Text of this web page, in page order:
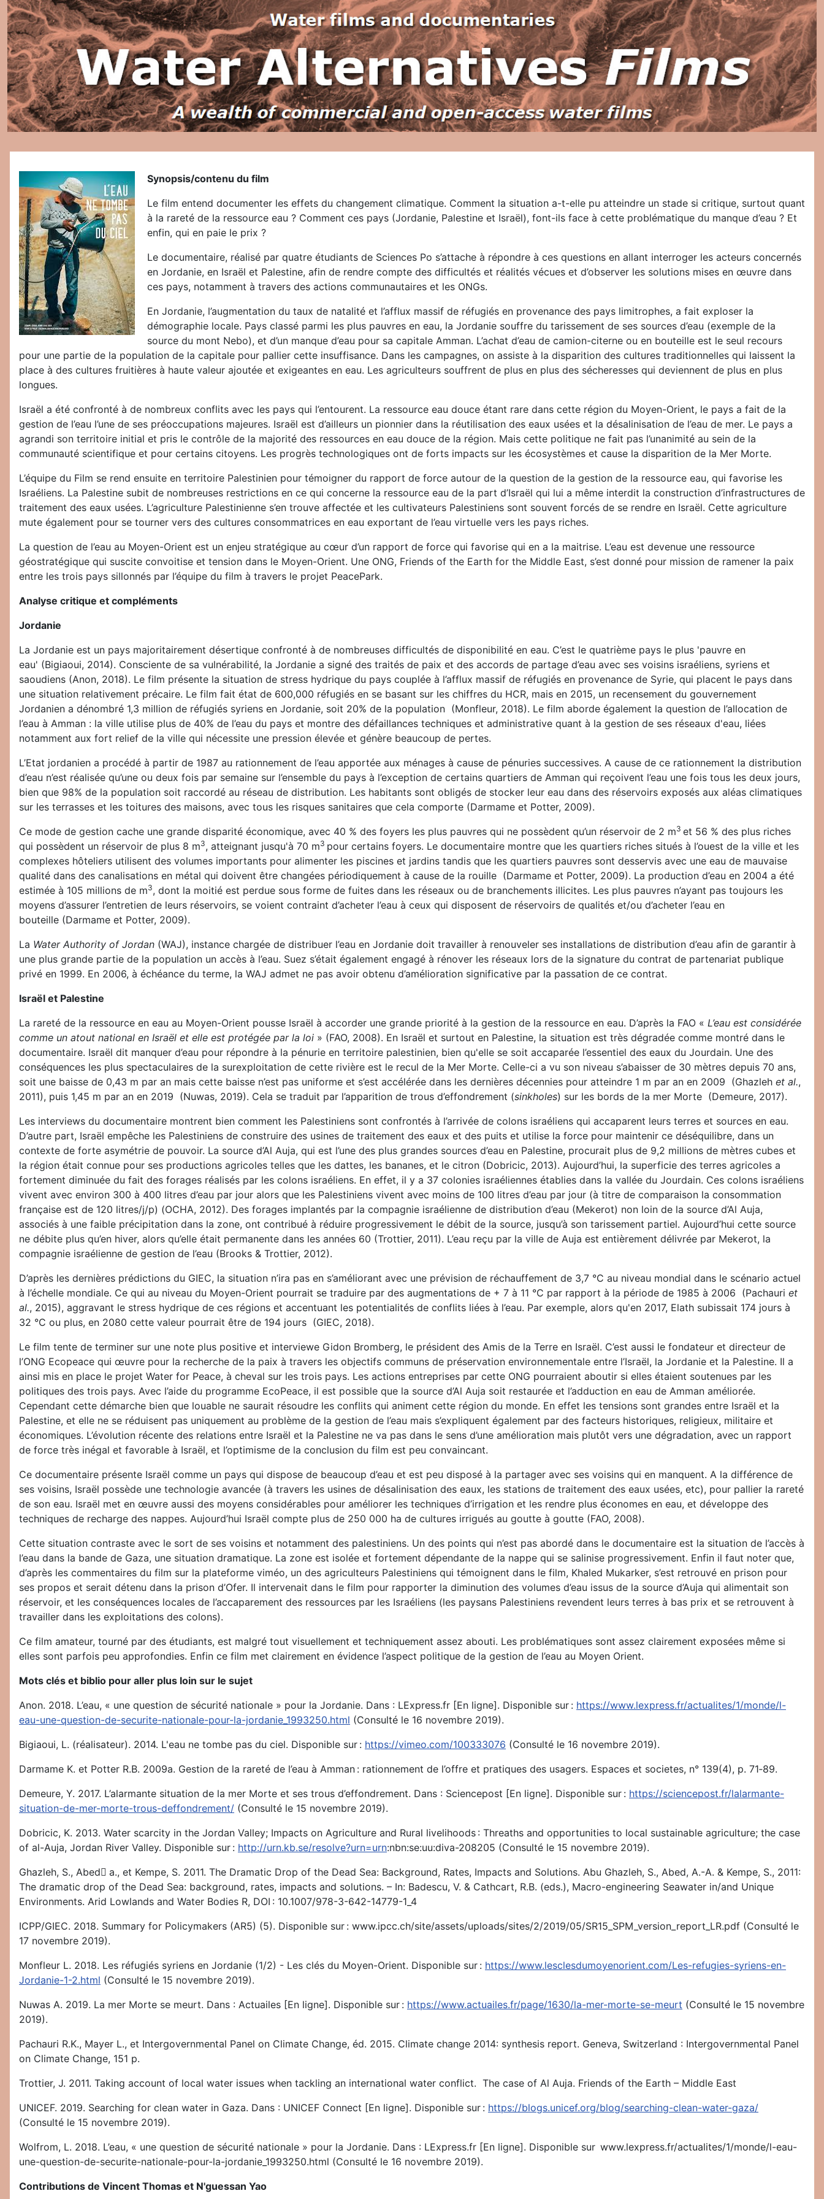
Synopsis/contenu du film
Le film entend documenter les effets du changement climatique. Comment la situation a-t-elle pu atteindre un stade si critique, surtout quant
à la rareté de la ressource eau ? Comment ces pays (Jordanie, Palestine et Israël), font-ils face à cette problématique du manque d’eau ? Et
enfin, qui en paie le prix ?
Le documentaire, réalisé par quatre étudiants de Sciences Po s’attache à répondre à ces questions en allant interroger les acteurs concernés
en Jordanie, en Israël et Palestine, afin de rendre compte des difficultés et réalités vécues et d’observer les solutions mises en œuvre dans
ces pays, notamment à travers des actions communautaires et les ONGs.
En Jordanie, l’augmentation du taux de natalité et l’afflux massif de réfugiés en provenance des pays limitrophes, a fait exploser la
démographie locale. Pays classé parmi les plus pauvres en eau, la Jordanie souffre du tarissement de ses sources d’eau (exemple de la
source du mont Nebo), et d’un manque d’eau pour sa capitale Amman. L’achat d’eau de camion-citerne ou en bouteille est le seul recours
pour une partie de la population de la capitale pour pallier cette insuffisance. Dans les campagnes, on assiste à la disparition des cultures traditionnelles qui laissent la
place à des cultures fruitières à haute valeur ajoutée et exigeantes en eau. Les agriculteurs souffrent de plus en plus des sécheresses qui deviennent de plus en plus
longues.
Israël a été confronté à de nombreux conflits avec les pays qui l’entourent. La ressource eau douce étant rare dans cette région du Moyen-Orient, le pays a fait de la
gestion de l’eau l’une de ses préoccupations majeures. Israël est d’ailleurs un pionnier dans la réutilisation des eaux usées et la désalinisation de l’eau de mer. Le pays a
agrandi son territoire initial et pris le contrôle de la majorité des ressources en eau douce de la région. Mais cette politique ne fait pas l’unanimité au sein de la
communauté scientifique et pour certains citoyens. Les progrès technologiques ont de forts impacts sur les écosystèmes et cause la disparition de la Mer Morte.
L’équipe du Film se rend ensuite en territoire Palestinien pour témoigner du rapport de force autour de la question de la gestion de la ressource eau, qui favorise les
Israéliens. La Palestine subit de nombreuses restrictions en ce qui concerne la ressource eau de la part d’Israël qui lui a même interdit la construction d’infrastructures de
traitement des eaux usées. L’agriculture Palestinienne s’en trouve affectée et les cultivateurs Palestiniens sont souvent forcés de se rendre en Israël. Cette agriculture
mute également pour se tourner vers des cultures consommatrices en eau exportant de l’eau virtuelle vers les pays riches.
La question de l’eau au Moyen-Orient est un enjeu stratégique au cœur d’un rapport de force qui favorise qui en a la maitrise. L’eau est devenue une ressource
géostratégique qui suscite convoitise et tension dans le Moyen-Orient. Une ONG, Friends of the Earth for the Middle East, s’est donné pour mission de ramener la paix
entre les trois pays sillonnés par l’équipe du film à travers le projet PeacePark.
Analyse critique et compléments
Jordanie
La Jordanie est un pays majoritairement désertique confronté à de nombreuses difficultés de disponibilité en eau. C’est le quatrième pays le plus 'pauvre en
eau' (Bigiaoui, 2014). Consciente de sa vulnérabilité, la Jordanie a signé des traités de paix et des accords de partage d’eau avec ses voisins israéliens, syriens et
saoudiens (Anon, 2018). Le film présente la situation de stress hydrique du pays couplée à l’afflux massif de réfugiés en provenance de Syrie, qui placent le pays dans
une situation relativement précaire. Le film fait état de 600,000 réfugiés en se basant sur les chiffres du HCR, mais en 2015, un recensement du gouvernement
Jordanien a dénombré 1,3 million de réfugiés syriens en Jordanie, soit 20% de la population (Monfleur, 2018). Le film aborde également la question de l’allocation de
l’eau à Amman : la ville utilise plus de 40% de l’eau du pays et montre des défaillances techniques et administrative quant à la gestion de ses réseaux d'eau, liées
notamment aux fort relief de la ville qui nécessite une pression élevée et génère beaucoup de pertes.
L’Etat jordanien a procédé à partir de 1987 au rationnement de l’eau apportée aux ménages à cause de pénuries successives. A cause de ce rationnement la distribution
d’eau n’est réalisée qu’une ou deux fois par semaine sur l’ensemble du pays à l’exception de certains quartiers de Amman qui reçoivent l’eau une fois tous les deux jours,
bien que 98% de la population soit raccordé au réseau de distribution. Les habitants sont obligés de stocker leur eau dans des réservoirs exposés aux aléas climatiques
sur les terrasses et les toitures des maisons, avec tous les risques sanitaires que cela comporte (Darmame et Potter, 2009).
Ce mode de gestion cache une grande disparité économique, avec 40 % des foyers les plus pauvres qui ne possèdent qu’un réservoir de 2 m3 et 56 % des plus riches
qui possèdent un réservoir de plus 8 m3, atteignant jusqu'à 70 m3 pour certains foyers. Le documentaire montre que les quartiers riches situés à l’ouest de la ville et les
complexes hôteliers utilisent des volumes importants pour alimenter les piscines et jardins tandis que les quartiers pauvres sont desservis avec une eau de mauvaise
qualité dans des canalisations en métal qui doivent être changées périodiquement à cause de la rouille (Darmame et Potter, 2009). La production d’eau en 2004 a été
estimée à 105 millions de m3, dont la moitié est perdue sous forme de fuites dans les réseaux ou de branchements illicites. Les plus pauvres n’ayant pas toujours les
moyens d’assurer l’entretien de leurs réservoirs, se voient contraint d’acheter l’eau à ceux qui disposent de réservoirs de qualités et/ou d’acheter l’eau en
bouteille (Darmame et Potter, 2009).
La Water Authority of Jordan (WAJ), instance chargée de distribuer l’eau en Jordanie doit travailler à renouveler ses installations de distribution d’eau afin de garantir à
une plus grande partie de la population un accès à l’eau. Suez s’était également engagé à rénover les réseaux lors de la signature du contrat de partenariat publique
privé en 1999. En 2006, à échéance du terme, la WAJ admet ne pas avoir obtenu d’amélioration significative par la passation de ce contrat.
Israël et Palestine
La rareté de la ressource en eau au Moyen-Orient pousse Israël à accorder une grande priorité à la gestion de la ressource en eau. D’après la FAO « L’eau est considérée
comme un atout national en Israël et elle est protégée par la loi » (FAO, 2008). En Israël et surtout en Palestine, la situation est très dégradée comme montré dans le
documentaire. Israël dit manquer d’eau pour répondre à la pénurie en territoire palestinien, bien qu'elle se soit accaparée l’essentiel des eaux du Jourdain. Une des
conséquences les plus spectaculaires de la surexploitation de cette rivière est le recul de la Mer Morte. Celle-ci a vu son niveau s’abaisser de 30 mètres depuis 70 ans,
soit une baisse de 0,43 m par an mais cette baisse n’est pas uniforme et s’est accélérée dans les dernières décennies pour atteindre 1 m par an en 2009 (Ghazleh et al.,
2011), puis 1,45 m par an en 2019 (Nuwas, 2019). Cela se traduit par l’apparition de trous d’effondrement (sinkholes) sur les bords de la mer Morte (Demeure, 2017).
Les interviews du documentaire montrent bien comment les Palestiniens sont confrontés à l’arrivée de colons israéliens qui accaparent leurs terres et sources en eau.
D’autre part, Israël empêche les Palestiniens de construire des usines de traitement des eaux et des puits et utilise la force pour maintenir ce déséquilibre, dans un
contexte de forte asymétrie de pouvoir. La source d’Al Auja, qui est l’une des plus grandes sources d’eau en Palestine, procurait plus de 9,2 millions de mètres cubes et
la région était connue pour ses productions agricoles telles que les dattes, les bananes, et le citron (Dobricic, 2013). Aujourd’hui, la superficie des terres agricoles a
fortement diminuée du fait des forages réalisés par les colons israéliens. En effet, il y a 37 colonies israéliennes établies dans la vallée du Jourdain. Ces colons israéliens
vivent avec environ 300 à 400 litres d’eau par jour alors que les Palestiniens vivent avec moins de 100 litres d’eau par jour (à titre de comparaison la consommation
française est de 120 litres/j/p) (OCHA, 2012). Des forages implantés par la compagnie israélienne de distribution d’eau (Mekerot) non loin de la source d’Al Auja,
associés à une faible précipitation dans la zone, ont contribué à réduire progressivement le débit de la source, jusqu’à son tarissement partiel. Aujourd’hui cette source
ne débite plus qu’en hiver, alors qu’elle était permanente dans les années 60 (Trottier, 2011). L’eau reçu par la ville de Auja est entièrement délivrée par Mekerot, la
compagnie israélienne de gestion de l’eau (Brooks & Trottier, 2012).
D’après les dernières prédictions du GIEC, la situation n’ira pas en s’améliorant avec une prévision de réchauffement de 3,7 °C au niveau mondial dans le scénario actuel
à l’échelle mondiale. Ce qui au niveau du Moyen-Orient pourrait se traduire par des augmentations de + 7 à 11 °C par rapport à la période de 1985 à 2006 (Pachauri et
al., 2015), aggravant le stress hydrique de ces régions et accentuant les potentialités de conflits liées à l’eau. Par exemple, alors qu'en 2017, Elath subissait 174 jours à
32 °C ou plus, en 2080 cette valeur pourrait être de 194 jours (GIEC, 2018).
Le film tente de terminer sur une note plus positive et interviewe Gidon Bromberg, le président des Amis de la Terre en Israël. C’est aussi le fondateur et directeur de
l’ONG Ecopeace qui œuvre pour la recherche de la paix à travers les objectifs communs de préservation environnementale entre l’Israël, la Jordanie et la Palestine. Il a
ainsi mis en place le projet Water for Peace, à cheval sur les trois pays. Les actions entreprises par cette ONG pourraient aboutir si elles étaient soutenues par les
politiques des trois pays. Avec l’aide du programme EcoPeace, il est possible que la source d’Al Auja soit restaurée et l’adduction en eau de Amman améliorée.
Cependant cette démarche bien que louable ne saurait résoudre les conflits qui animent cette région du monde. En effet les tensions sont grandes entre Israël et la
Palestine, et elle ne se réduisent pas uniquement au problème de la gestion de l’eau mais s’expliquent également par des facteurs historiques, religieux, militaire et
économiques. L’évolution récente des relations entre Israël et la Palestine ne va pas dans le sens d’une amélioration mais plutôt vers une dégradation, avec un rapport
de force très inégal et favorable à Israël, et l’optimisme de la conclusion du film est peu convaincant.
Ce documentaire présente Israël comme un pays qui dispose de beaucoup d’eau et est peu disposé à la partager avec ses voisins qui en manquent. A la différence de
ses voisins, Israël possède une technologie avancée (à travers les usines de désalinisation des eaux, les stations de traitement des eaux usées, etc), pour pallier la rareté
de son eau. Israël met en œuvre aussi des moyens considérables pour améliorer les techniques d’irrigation et les rendre plus économes en eau, et développe des
techniques de recharge des nappes. Aujourd’hui Israël compte plus de 250 000 ha de cultures irrigués au goutte à goutte (FAO, 2008).
Cette situation contraste avec le sort de ses voisins et notamment des palestiniens. Un des points qui n’est pas abordé dans le documentaire est la situation de l’accès à
l’eau dans la bande de Gaza, une situation dramatique. La zone est isolée et fortement dépendante de la nappe qui se salinise progressivement. Enfin il faut noter que,
d’après les commentaires du film sur la plateforme viméo, un des agriculteurs Palestiniens qui témoignent dans le film, Khaled Mukarker, s’est retrouvé en prison pour
ses propos et serait détenu dans la prison d’Ofer. Il intervenait dans le film pour rapporter la diminution des volumes d’eau issus de la source d’Auja qui alimentait son
réservoir, et les conséquences locales de l’accaparement des ressources par les Israéliens (les paysans Palestiniens revendent leurs terres à bas prix et se retrouvent à
travailler dans les exploitations des colons).
Ce film amateur, tourné par des étudiants, est malgré tout visuellement et techniquement assez abouti. Les problématiques sont assez clairement exposées même si
elles sont parfois peu approfondies. Enfin ce film met clairement en évidence l’aspect politique de la gestion de l’eau au Moyen Orient.
Mots clés et biblio pour aller plus loin sur le sujet
Anon. 2018. L’eau, « une question de sécurité nationale » pour la Jordanie. Dans : LExpress.fr [En ligne]. Disponible sur : https://www.lexpress.fr/actualites/1/monde/l-
eau-une-question-de-securite-nationale-pour-la-jordanie_1993250.html (Consulté le 16 novembre 2019).
Bigiaoui, L. (réalisateur). 2014. L'eau ne tombe pas du ciel. Disponible sur : https://vimeo.com/100333076 (Consulté le 16 novembre 2019).
Darmame K. et Potter R.B. 2009a. Gestion de la rareté de l’eau à Amman : rationnement de l’offre et pratiques des usagers. Espaces et societes, n° 139(4), p. 71‑89.
Demeure, Y. 2017. L’alarmante situation de la mer Morte et ses trous d’effondrement. Dans : Sciencepost [En ligne]. Disponible sur : https://sciencepost.fr/lalarmante-
situation-de-mer-morte-trous-deffondrement/ (Consulté le 15 novembre 2019).
Dobricic, K. 2013. Water scarcity in the Jordan Valley; Impacts on Agriculture and Rural livelihoods : Threaths and opportunities to local sustainable agriculture; the case
of al-Auja, Jordan River Valley. Disponible sur : http://urn.kb.se/resolve?urn=urn:nbn:se:uu:diva-208205 (Consulté le 15 novembre 2019).
Ghazleh, S., Abed ِa., et Kempe, S. 2011. The Dramatic Drop of the Dead Sea: Background, Rates, Impacts and Solutions. Abu Ghazleh, S., Abed, A.-A. & Kempe, S., 2011:
The dramatic drop of the Dead Sea: background, rates, impacts and solutions. – In: Badescu, V. & Cathcart, R.B. (eds.), Macro-engineering Seawater in/and Unique
Environments. Arid Lowlands and Water Bodies R, DOI : 10.1007/978-3-642-14779-1_4
ICPP/GIEC. 2018. Summary for Policymakers (AR5) (5). Disponible sur : www.ipcc.ch/site/assets/uploads/sites/2/2019/05/SR15_SPM_version_report_LR.pdf (Consulté le
17 novembre 2019).
Monfleur L. 2018. Les réfugiés syriens en Jordanie (1/2) - Les clés du Moyen-Orient. Disponible sur : https://www.lesclesdumoyenorient.com/Les-refugies-syriens-en-
Jordanie-1-2.html (Consulté le 15 novembre 2019).
Nuwas A. 2019. La mer Morte se meurt. Dans : Actuailes [En ligne]. Disponible sur : https://www.actuailes.fr/page/1630/la-mer-morte-se-meurt (Consulté le 15 novembre
2019).
Pachauri R.K., Mayer L., et Intergovernmental Panel on Climate Change, éd. 2015. Climate change 2014: synthesis report. Geneva, Switzerland : Intergovernmental Panel
on Climate Change, 151 p.
Trottier, J. 2011. Taking account of local water issues when tackling an international water conflict. The case of Al Auja. Friends of the Earth – Middle East
UNICEF. 2019. Searching for clean water in Gaza. Dans : UNICEF Connect [En ligne]. Disponible sur : https://blogs.unicef.org/blog/searching-clean-water-gaza/
(Consulté le 15 novembre 2019).
Wolfrom, L. 2018. L’eau, « une question de sécurité nationale » pour la Jordanie. Dans : LExpress.fr [En ligne]. Disponible sur www.lexpress.fr/actualites/1/monde/l-eau-
une-question-de-securite-nationale-pour-la-jordanie_1993250.html (Consulté le 16 novembre 2019).
Contributions de Vincent Thomas et N'guessan Yao